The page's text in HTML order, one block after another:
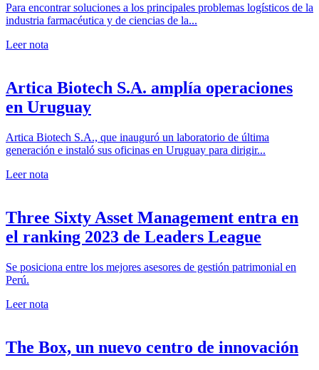
Para encontrar soluciones a los principales problemas logísticos de la
industria farmacéutica y de ciencias de la...
Leer nota
Artica Biotech S.A. amplía operaciones
en Uruguay
Artica Biotech S.A., que inauguró un laboratorio de última
generación e instaló sus oficinas en Uruguay para dirigir...
Leer nota
Three Sixty Asset Management entra en
el ranking 2023 de Leaders League
Se posiciona entre los mejores asesores de gestión patrimonial en
Perú.
Leer nota
The Box, un nuevo centro de innovación